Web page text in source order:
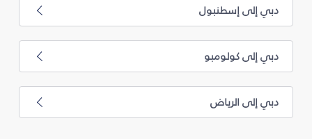
دبي إلى إسطنبول
دبي إلى كولومبو
دبي إلى الرياض